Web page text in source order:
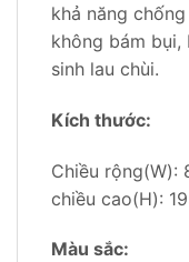
khả năng
không bám bụi,
sinh lau chùi.
Kích thước:
Chiều rộng(W):
chiều cao(H):
Màu sắc: